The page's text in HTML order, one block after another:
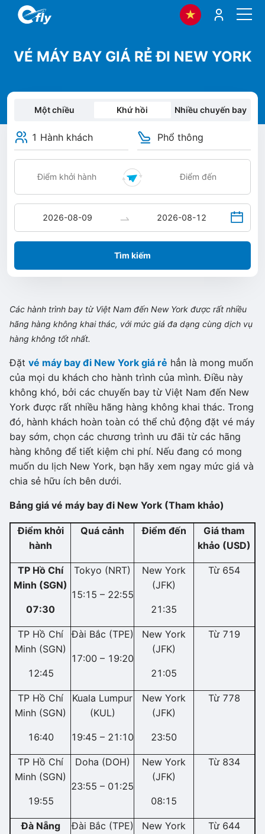
VÉ MÁY BAY GIÁ RẺ ĐI NEW YORK
Một chiều Khứ hồi Nhiều chuyến bay
1 Hành khách Phổ thông
Tìm kiếm
Các hành trình bay từ Việt Nam đến New York được rất nhiều
hãng hàng không khai thác, với mức giá đa dạng cùng dịch vụ
hàng không tốt nhất.
Đặt vé máy bay đi New York giá rẻ hẳn là mong muốn
của mọi du khách cho hành trình của mình. Điều này
không khó, bởi các chuyến bay từ Việt Nam đến New
York được rất nhiều hãng hàng không khai thác. Trong
đó, hành khách hoàn toàn có thể chủ động đặt vé máy
bay sớm, chọn các chương trình ưu đãi từ các hãng
hàng không để tiết kiệm chi phí. Nếu đang có mong
muốn du lịch New York, bạn hãy xem ngay mức giá và
chia sẻ hữu ích bên dưới.
Bảng giá vé máy bay đi New York (Tham khảo)
Điểm khởi
hành
Quá cảnh Điểm đến
Giá tham
khảo (USD)
TP Hồ Chí
Minh (SGN)
07:30
Tokyo (NRT)
15:15 – 22:55
New York
(JFK)
21:35
Từ 654
TP Hồ Chí
Minh (SGN)
12:45
Đài Bắc (TPE)
17:00 – 19:20
New York
(JFK)
21:05
Từ 719
TP Hồ Chí
Minh (SGN)
16:40
Kuala Lumpur
(KUL)
19:45 – 21:10
New York
(JFK)
23:50
Từ 778
TP Hồ Chí
Minh (SGN)
19:55
Doha (DOH)
23:55 – 01:25
New York
(JFK)
08:15
Từ 834
Đà Nẵng
Đài Bắc (TPE)
New York
Từ 644